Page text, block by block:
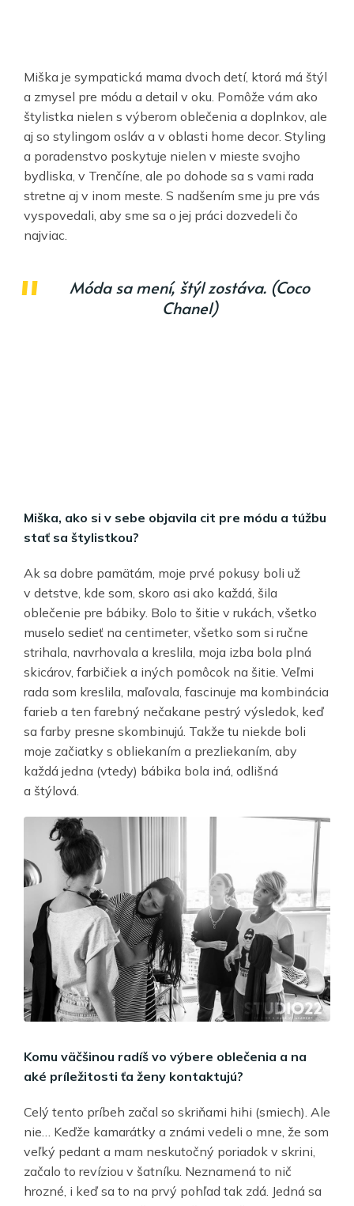
Miška je sympatická mama dvoch detí, ktorá má štýl
a zmysel pre módu a detail v oku. Pomôže vám ako
štylistka nielen s výberom oblečenia a doplnkov, ale
aj so stylingom osláv a v oblasti home decor. Styling
a poradenstvo poskytuje nielen v mieste svojho
bydliska, v Trenčíne, ale po dohode sa s vami rada
stretne aj v inom meste. S nadšením sme ju pre vás
vyspovedali, aby sme sa o jej práci dozvedeli čo
najviac.
Móda sa mení, štýl zostáva. (Coco
Chanel)
Miška, ako si v sebe objavila cit pre módu a túžbu
stať sa štylistkou?
Ak sa dobre pamätám, moje prvé pokusy boli už
v detstve, kde som, skoro asi ako každá, šila
oblečenie pre bábiky. Bolo to šitie v rukách, všetko
muselo sedieť na centimeter, všetko som si ručne
strihala, navrhovala a kreslila, moja izba bola plná
skicárov, farbičiek a iných pomôcok na šitie. Veľmi
rada som kreslila, maľovala, fascinuje ma kombinácia
farieb a ten farebný nečakane pestrý výsledok, keď
sa farby presne skombinujú. Takže tu niekde boli
moje začiatky s obliekaním a prezliekaním, aby
každá jedna (vtedy) bábika bola iná, odlišná
a štýlová.
Komu väčšinou radíš vo výbere oblečenia a na
aké príležitosti ťa ženy kontaktujú?
Celý tento príbeh začal so skriňami hihi (smiech). Ale
nie… Keďže kamarátky a známi vedeli o mne, že som
veľký pedant a mam neskutočný poriadok v skrini,
začalo to revíziou v šatníku. Neznamená to nič
hrozné, i keď sa to na prvý pohľad tak zdá. Jedná sa